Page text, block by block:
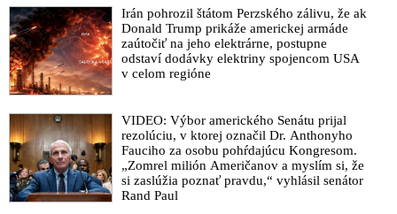
VIDEO: Fico v reakcii na vládou „posvätenú“ spoluprácu
operatívcov a vyšetrovateľov NAKA s organizovaným
zločinom za využitia falošných svedkov vyzval Slovákov
protestovať v uliciach proti súčasnému mafiánskemu režimu
O vražednej detektívke odohrávajúcej sa na Slovensku, ktorú
VIDEO: Fico sa ako verejnosť prišiel pozrieť ako prebieha
politický monsterproces s exprokurátorom Kováčikom: „Toto
trestné konanie je zmanipulovaná fraška a komplot!“
Falošný svedok Csaba Dömötör pred súdom priznal, že ho na
Irán pohrozil štátom Perzského zálivu, že ak
Donald Trump prikáže americkej armáde
zaútočiť na jeho elektrárne, postupne
odstaví dodávky elektriny spojencom USA
v celom regióne
VIDEO: Výbor amerického Senátu prijal
rezolúciu, v ktorej označil Dr. Anthonyho
Fauciho za osobu pohŕdajúcu Kongresom.
„Zomrel milión Američanov a myslím si, že
si zaslúžia poznať pravdu,“ vyhlásil senátor
Rand Paul